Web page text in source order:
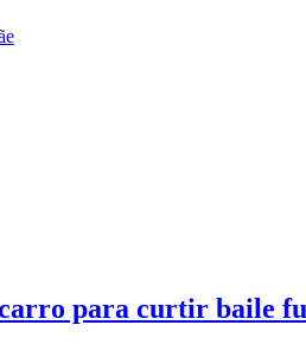
carro para curtir baile